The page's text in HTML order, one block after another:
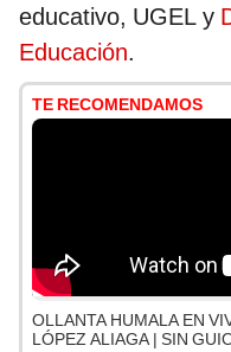
educativo, UGEL y
Educación.
TE RECOMENDAMOS
OLLANTA HUMALA EN
LÓPEZ ALIAGA | SIN